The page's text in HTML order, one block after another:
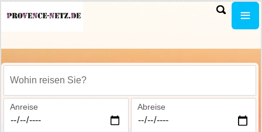
Wohin reisen Sie?
Anreise Abreise